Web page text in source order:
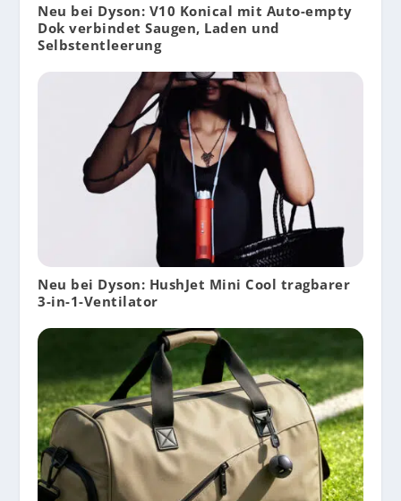
Neu bei Dyson: V10 Konical mit Auto-empty
Dok verbindet Saugen, Laden und
Selbstentleerung
Neu bei Dyson: HushJet Mini Cool tragbarer
3-in-1-Ventilator